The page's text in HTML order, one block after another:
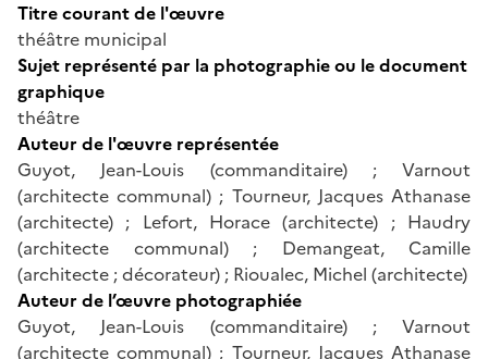
Titre courant de l'œuvre
théâtre municipal
Sujet représenté par la photographie ou le document
graphique
théâtre
Auteur de l'œuvre représentée
Guyot, Jean-Louis (commanditaire) ; Varnout
(architecte communal) ; Tourneur, Jacques Athanase
(architecte) ; Lefort, Horace (architecte) ; Haudry
(architecte communal) ; Demangeat, Camille
(architecte ; décorateur) ; Rioualec, Michel (architecte)
Auteur de l’œuvre photographiée
Guyot, Jean-Louis (commanditaire) ; Varnout
(architecte communal) ; Tourneur, Jacques Athanase